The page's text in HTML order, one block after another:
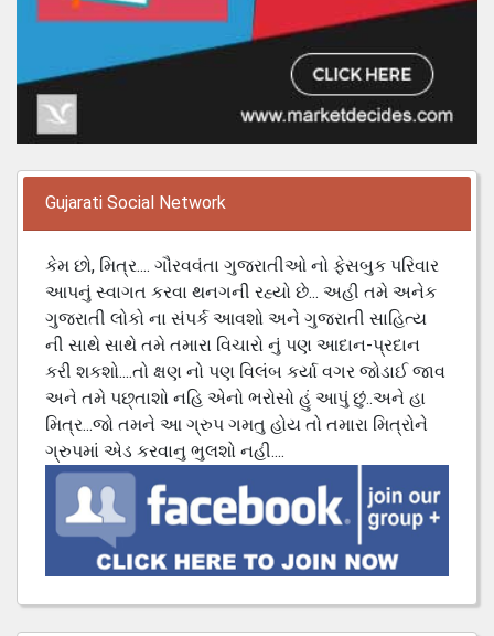
Gujarati Social Network
કેમ છો, મિત્ર.... ગૌરવવંતા ગુજરાતીઓ નો ફેસબુક પરિવાર
આપનું સ્વાગત કરવા થનગની રહ્યો છે... અહી તમે અનેક
ગુજરાતી લોકો ના સંપર્ક આવશો અને ગુજરાતી સાહિત્ય
ની સાથે સાથે તમે તમારા વિચારો નું પણ આદાન-પ્રદાન
કરી શકશો....તો ક્ષણ નો પણ વિલંબ કર્યા વગર જોડાઈ જાવ
અને તમે પછ્તાશો નહિ એનો ભરોસો હું આપું છું..અને હા
મિત્ર...જો તમને આ ગ્રુપ ગમતુ હોય તો તમારા મિત્રોને
ગ્રુપમાં એડ કરવાનુ ભુલશો નહી....